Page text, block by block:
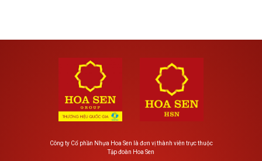
Công ty Cổ phần Nhựa Hoa Sen là đơn vị thành viên trực thuộc
Tập đoàn Hoa Sen